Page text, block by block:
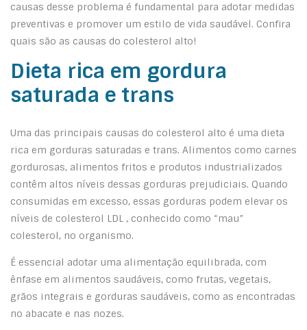
causas desse problema é fundamental para adotar medidas
preventivas e promover um estilo de vida saudável. Confira
quais são as causas do colesterol alto!
Dieta rica em gordura
saturada e trans
Uma das principais causas do colesterol alto é uma dieta
rica em gorduras saturadas e trans. Alimentos como carnes
gordurosas, alimentos fritos e produtos industrializados
contêm altos níveis dessas gorduras prejudiciais. Quando
consumidas em excesso, essas gorduras podem elevar os
níveis de colesterol LDL , conhecido como “mau”
colesterol, no organismo.
É essencial adotar uma alimentação equilibrada, com
ênfase em alimentos saudáveis, como frutas, vegetais,
grãos integrais e gorduras saudáveis, como as encontradas
no abacate e nas nozes.